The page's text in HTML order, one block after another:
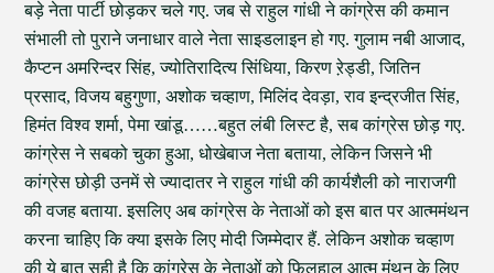
बड़े नेता पार्टी छोड़कर चले गए. जब से राहुल गांधी ने कांग्रेस की कमान
संभाली तो पुराने जनाधार वाले नेता साइडलाइन हो गए. गुलाम नबी आजाद,
कैप्टन अमरिन्दर सिंह, ज्योतिरादित्य सिंधिया, किरण ऱेड्डी, जितिन
प्रसाद, विजय बहुगुणा, अशोक चव्हाण, मिलिंद देवड़ा, राव इन्द्रजीत सिंह,
हिमंत विश्व शर्मा, पेमा खांडू……बहुत लंबी लिस्ट है, सब कांग्रेस छोड़ गए.
कांग्रेस ने सबको चुका हुआ, धोखेबाज नेता बताया, लेकिन जिसने भी
कांग्रेस छोड़ी उनमें से ज्यादातर ने राहुल गांधी की कार्यशैली को नाराजगी
की वजह बताया. इसलिए अब कांग्रेस के नेताओं को इस बात पर आत्ममंथन
करना चाहिए कि क्या इसके लिए मोदी जिम्मेदार हैं. लेकिन अशोक चव्हाण
की ये बात सही है कि कांग्रेस के नेताओं को फिलहाल आत्म मंथन के लिए